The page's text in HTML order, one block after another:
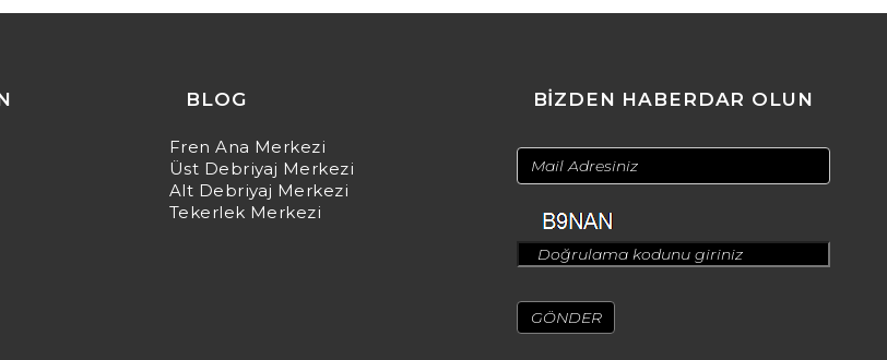
BLOG
Fren Ana Merkezi
Üst Debriyaj Merkezi
Alt Debriyaj Merkezi
Tekerlek Merkezi
BİZDEN HABERDAR OLUN